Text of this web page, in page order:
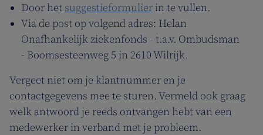
Door het suggestieformulier in te vullen.
Via de post op volgend adres: Helan
Onafhankelijk ziekenfonds - t.a.v. Ombudsman
- Boomsesteenweg 5 in 2610 Wilrijk.
Vergeet niet om je klantnummer en je
contactgegevens mee te sturen. Vermeld ook graag
welk antwoord je reeds ontvangen hebt van een
medewerker in verband met je probleem.